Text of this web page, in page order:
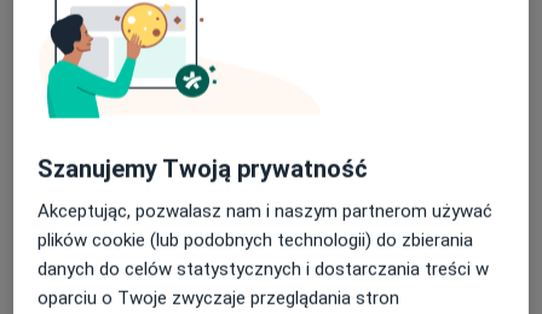
Szanujemy Twoją prywatność
Akceptując, pozwalasz nam i naszym partnerom używać
plików cookie (lub podobnych technologii) do zbierania
danych do celów statystycznych i dostarczania treści w
oparciu o Twoje zwyczaje przeglądania stron